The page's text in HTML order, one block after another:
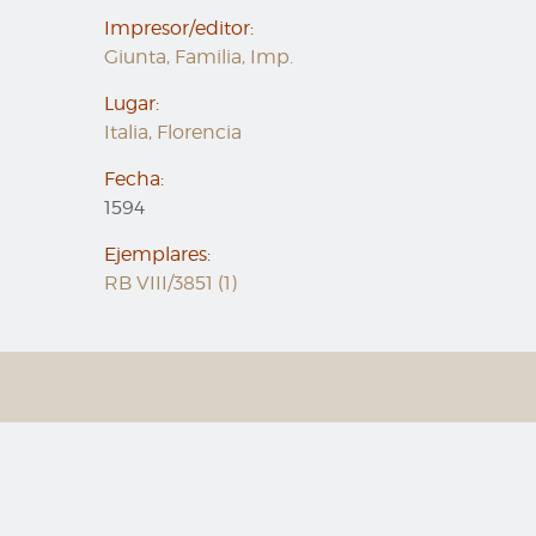
Impresor/editor:
Giunta, Familia, Imp.
Lugar:
Italia, Florencia
Fecha:
1594
Ejemplares:
RB VIII/3851 (1)